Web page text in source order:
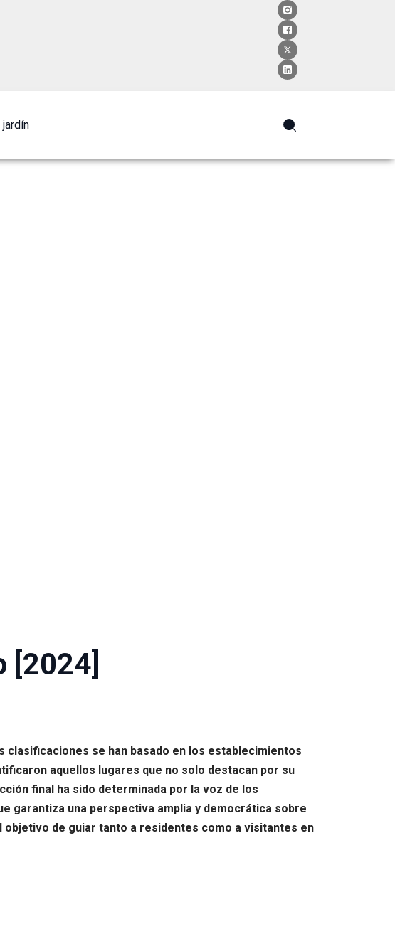
jardín
[2024]
clasificaciones se han basado en los establecimientos
aquellos lugares que no solo destacan por su
final ha sido determinada por la voz de los
garantiza una perspectiva amplia y democrática sobre
de guiar tanto a residentes como a visitantes en